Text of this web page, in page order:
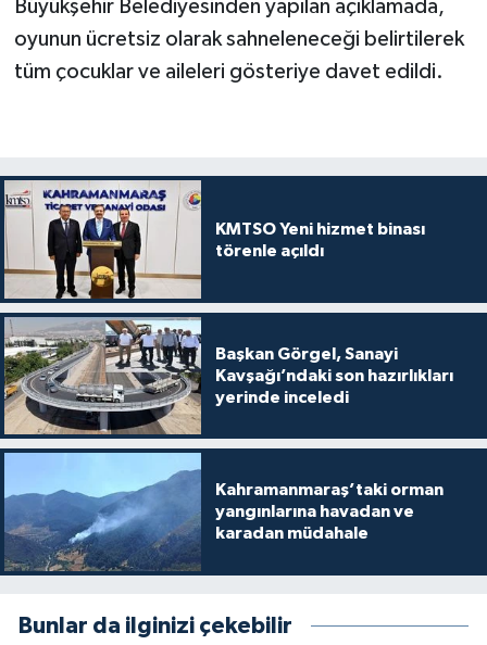
Büyükşehir Belediyesinden yapılan açıklamada,
oyunun ücretsiz olarak sahneleneceği belirtilerek
tüm çocuklar ve aileleri gösteriye davet edildi.
KMTSO Yeni hizmet binası
törenle açıldı
Başkan Görgel, Sanayi
Kavşağı’ndaki son hazırlıkları
yerinde inceledi
Kahramanmaraş’taki orman
yangınlarına havadan ve
karadan müdahale
Bunlar da ilginizi çekebilir